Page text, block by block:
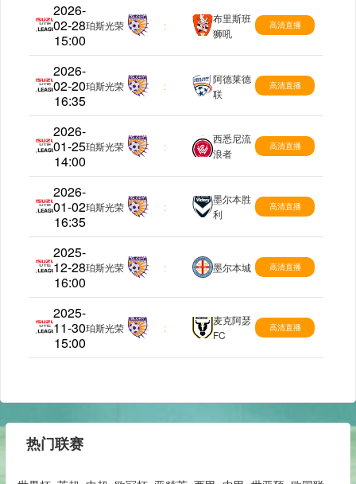
2026-
02-28
15:00
澳超
珀斯光荣 :
布里斯班
狮吼
高清直播
2026-
02-20
16:35
澳超
珀斯光荣 :
阿德莱德
联
高清直播
2026-
01-25
14:00
澳超
珀斯光荣 :
西悉尼流
浪者
高清直播
2026-
01-02
16:35
澳超
珀斯光荣 :
墨尔本胜
利
高清直播
2025-
12-28
16:00
澳超
珀斯光荣 : 墨尔本城 高清直播
2025-
11-30
15:00
澳超
珀斯光荣 :
麦克阿瑟
FC
高清直播
热门联赛